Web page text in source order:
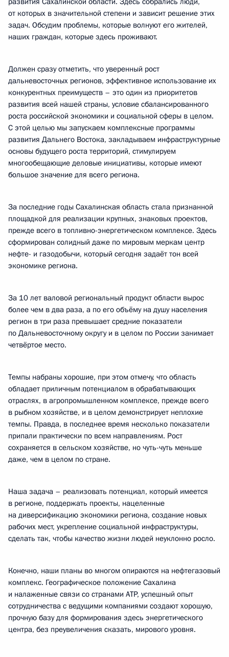
от которых в значительной степени и зависит решение этих
задач. Обсудим проблемы, которые волнуют его жителей,
наших граждан, которые здесь проживают.
Должен сразу отметить, что уверенный рост
дальневосточных регионов, эффективное использование их
конкурентных преимуществ – это один из приоритетов
развития всей нашей страны, условие сбалансированного
роста российской экономики и социальной сферы в целом.
С этой целью мы запускаем комплексные программы
развития Дальнего Востока, закладываем инфраструктурные
основы будущего роста территорий, стимулируем
многообещающие деловые инициативы, которые имеют
большое значение для всего региона.
За последние годы Сахалинская область стала признанной
площадкой для реализации крупных, знаковых проектов,
прежде всего в топливно-энергетическом комплексе. Здесь
сформирован солидный даже по мировым меркам центр
нефте- и газодобычи, который сегодня задаёт тон всей
экономике региона.
За 10 лет валовой региональный продукт области вырос
более чем в два раза, а по его объёму на душу населения
регион в три раза превышает средние показатели
по Дальневосточному округу и в целом по России занимает
четвёртое место.
Темпы набраны хорошие, при этом отмечу, что область
обладает приличным потенциалом в обрабатывающих
отраслях, в агропромышленном комплексе, прежде всего
в рыбном хозяйстве, и в целом демонстрирует неплохие
темпы. Правда, в последнее время несколько показатели
припали практически по всем направлениям. Рост
сохраняется в сельском хозяйстве, но чуть-чуть меньше
даже, чем в целом по стране.
Наша задача – реализовать потенциал, который имеется
в регионе, поддержать проекты, нацеленные
на диверсификацию экономики региона, создание новых
рабочих мест, укрепление социальной инфраструктуры,
сделать так, чтобы качество жизни людей неуклонно росло.
Конечно, наши планы во многом опираются на нефтегазовый
комплекс. Географическое положение Сахалина
и налаженные связи со странами АТР, успешный опыт
сотрудничества с ведущими компаниями создают хорошую,
прочную базу для формирования здесь энергетического
центра, без преувеличения сказать, мирового уровня.